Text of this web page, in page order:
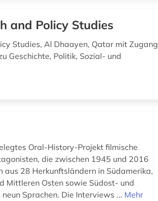
and Policy Studies
Studies, Al Dhaayen, Qatar mit Zugang
Geschichte, Politik, Sozial- und
Oral-History-Projekt filmische
die zwischen 1945 und 2016
aus 28 Herkunftsländern in Südamerika,
Mittleren Osten sowie Südost- und
Sprachen. Die Interviews ... Mehr